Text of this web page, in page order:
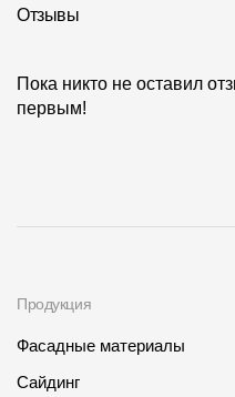
Самарская область
8 800 100 71 45site@docke.ru
125212, Россия, Москва,
Отзывы
Пока никто не оставил
первым!
Продукция
Фасадные материалы
Сайдинг